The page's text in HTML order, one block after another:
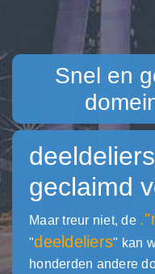
Snel en
geclaimd
Maar treur niet, de
"deeldeliers" kan
honderden andere